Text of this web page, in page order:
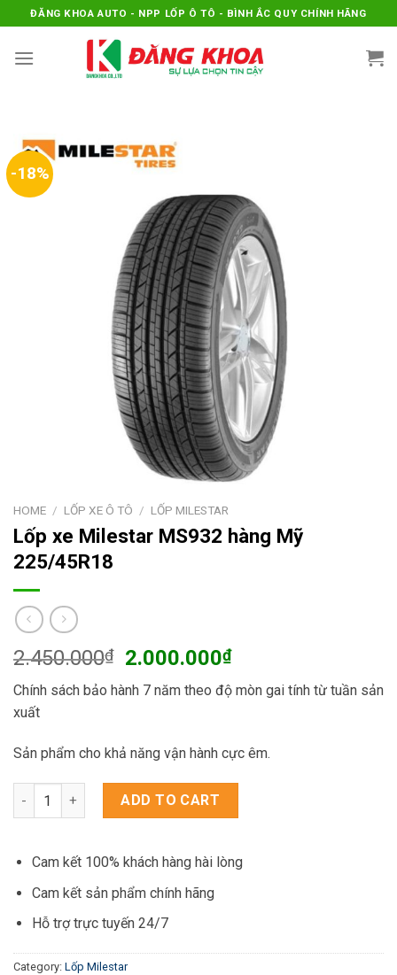
to
content
ĐĂNG KHOA AUTO - NPP LỐP Ô TÔ - BÌNH ẮC QUY CHÍNH HÃNG
-18%
HOME / LỐP XE Ô TÔ / LỐP MILESTAR
Lốp xe Milestar MS932 hàng Mỹ
225/45R18
2.450.000₫
Original
price
was:
2.000.000₫Current
price
is:
Chính sách bảo hành 7 năm theo độ mòn gai tính từ tuần sản
xuất
Sản phẩm cho khả năng vận hành cực êm.
Lốp xe Milestar MS932 hàng Mỹ 225/45R18 quantity
ADD TO CART
Cam kết 100% khách hàng hài lòng
Cam kết sản phẩm chính hãng
Hỗ trợ trực tuyến 24/7
Category: Lốp Milestar